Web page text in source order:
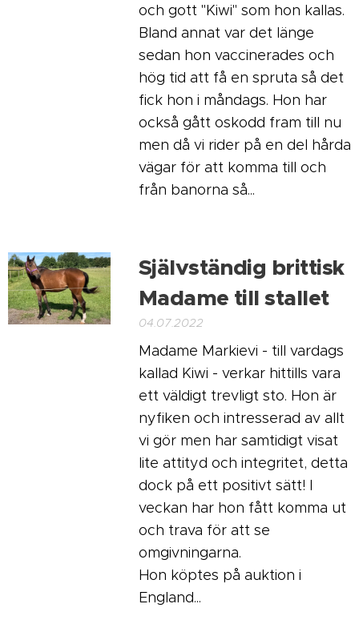
och gott "Kiwi" som hon kallas.
Bland annat var det länge
sedan hon vaccinerades och
hög tid att få en spruta så det
fick hon i måndags. Hon har
också gått oskodd fram till nu
men då vi rider på en del hårda
vägar för att komma till och
från banorna så...
Självständig brittisk
Madame till stallet
04.07.2022
Madame Markievi - till vardags
kallad Kiwi - verkar hittills vara
ett väldigt trevligt sto. Hon är
nyfiken och intresserad av allt
vi gör men har samtidigt visat
lite attityd och integritet, detta
dock på ett positivt sätt! I
veckan har hon fått komma ut
och trava för att se
omgivningarna.
Hon köptes på auktion i
England...